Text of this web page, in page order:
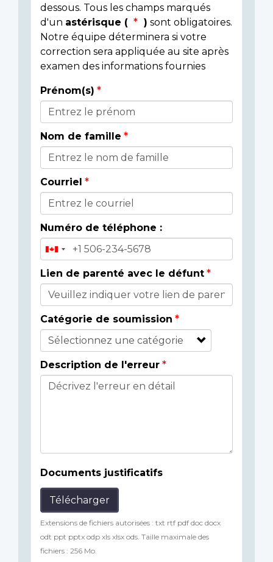
dessous. Tous les champs marqués
d'un astérisque ( ) sont obligatoires.
Notre équipe déterminera si votre
correction sera appliquée au site après
examen des informations fournies
Donor
Details
Prénom(s)
Nom de famille
Courriel
Numéro de téléphone :
Lien de parenté avec le défunt
Catégorie de soumission
Description de l'erreur
Documents justificatifs
Télécharger
Extensions de fichiers autorisées : txt rtf pdf doc docx
odt ppt pptx odp xls xlsx ods. Taille maximale des
fichiers : 256 Mo.